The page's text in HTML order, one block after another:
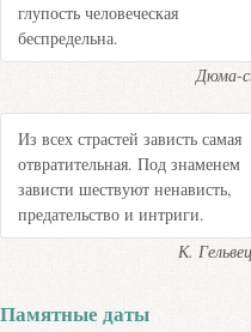
глупость человеческая
беспредельна.
Дюма-
Из всех страстей зависть самая
отвратительная. Под знаменем
зависти шествуют ненависть,
предательство и интриги.
К.
Памятные даты